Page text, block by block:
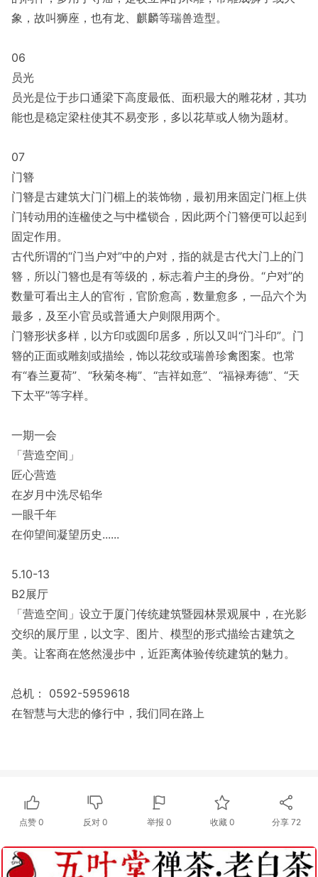
象，故叫狮座，也有龙、麒麟等瑞兽造型。
06
员光
员光是位于步口通梁下高度最低、面积最大的雕花材，其功
能也是稳定梁柱使其不易变形，多以花草或人物为题材。
07
门簪
门簪是古建筑大门门楣上的装饰物，最初用来固定门框上供
门转动用的连楹使之与中槛锁合，因此两个门簪便可以起到
固定作用。
古代所谓的“门当户对”中的户对，指的就是古代大门上的门
簪，所以门簪也是有等级的，标志着户主的身份。“户对”的
数量可看出主人的官衔，官阶愈高，数量愈多，一品六个为
最多，及至小官员或普通大户则限用两个。
门簪形状多样，以方印或圆印居多，所以又叫“门斗印”。门
簪的正面或雕刻或描绘，饰以花纹或瑞兽珍禽图案。也常
有“春兰夏荷”、“秋菊冬梅”、“吉祥如意”、“福禄寿德”、“天
下太平”等字样。
一期一会
「营造空间」
匠心营造
在岁月中洗尽铅华
一眼千年
在仰望间凝望历史......
5.10-13
B2展厅
「营造空间」设立于厦门传统建筑暨园林景观展中，在光影
交织的展厅里，以文字、图片、模型的形式描绘古建筑之
美。让客商在悠然漫步中，近距离体验传统建筑的魅力。
总机： 0592-5959618
在智慧与大悲的修行中，我们同在路上
点赞0 反对 0 举报 0 收藏 0 分享 72